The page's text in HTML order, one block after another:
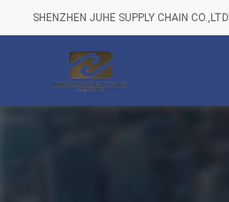
SHENZHEN JUHE SUPPLY CHAIN CO.,LTD